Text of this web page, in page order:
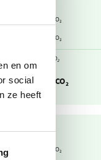
en om
social
ze heeft
ton CO₂
ton CO₂
ton CO₂
104 ton CO₂
ton CO₂